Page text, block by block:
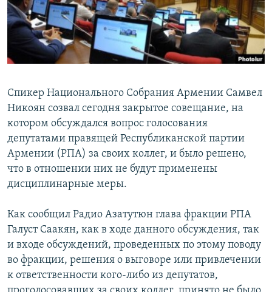
Հայերեն
English
Русский
Все сайты Радио Азатутюн
Спикер Национального Собрания Армении Самвел
Никоян созвал сегодня закрытое совещание, на
котором обсуждался вопрос голосования
депутатами правящей Республиканской партии
Армении (РПА) за своих коллег, и было решено,
что в отношении них не будут применены
дисциплинарные меры.
Как сообщил Радио Азатутюн глава фракции РПА
Галуст Саакян, как в ходе данного обсуждения, так
и входе обсуждений, проведенных по этому поводу
во фракции, решения о выговоре или привлечении
к ответственности кого-либо из депутатов,